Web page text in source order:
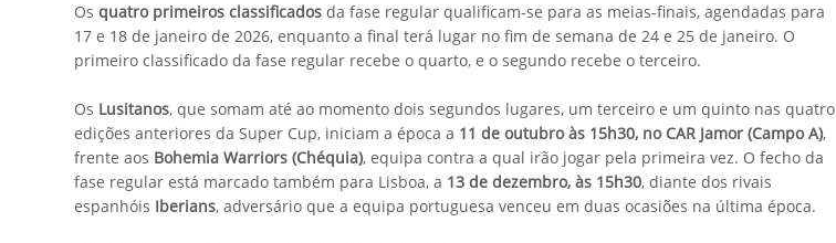
Osquatro primeiros classificados da fase regular qualificam-se para as meias-finais, agendadas para
17 e 18 de janeiro de 2026, enquanto a final terá lugar no fim de semana de 24 e 25 de janeiro. O
primeiro classificado da fase regular recebe o quarto, e o segundo recebe o terceiro.
Os Lusitanos, que somam até ao momento dois segundos lugares, um terceiro e um quinto nas quatro
edições anteriores da Super Cup, iniciam a época a 11 de outubro às 15h30, no CAR Jamor (Campo A),
frente aos Bohemia Warriors (Chéquia), equipa contra a qual irão jogar pela primeira vez. O fecho da
fase regular está marcado também para Lisboa, a 13 de dezembro, às 15h30, diante dos rivais
espanhóis Iberians, adversário que a equipa portuguesa venceu em duas ocasiões na última época.